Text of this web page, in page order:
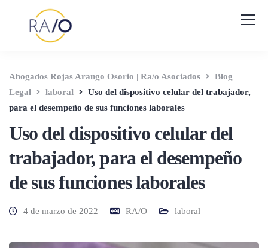
Abogados Rojas Arango Osorio | Ra/o Asociados
Blog
Legal
laboral
Uso del dispositivo celular del trabajador,
para el desempeño de sus funciones laborales
Uso del dispositivo celular del
trabajador, para el desempeño
de sus funciones laborales
4 de marzo de 2022 RA/O laboral